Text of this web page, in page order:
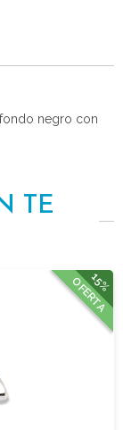
negro con
TE
15%
OFERTA